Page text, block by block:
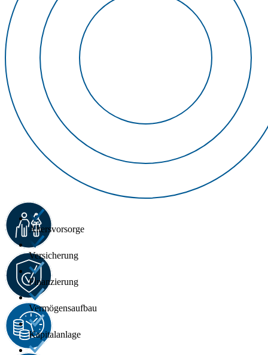
Altersvorsorge
Versicherung
Finanzierung
Vermögensaufbau
Kapitalanlage